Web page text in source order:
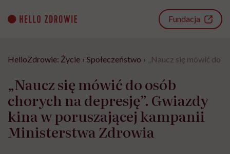
content
Fundacja
HelloZdrowie: Życie › Społeczeństwo › „Naucz się mówić do
„Naucz się mówić do osób
chorych na depresję”. Gwiazdy
kina w poruszającej kampanii
Ministerstwa Zdrowia